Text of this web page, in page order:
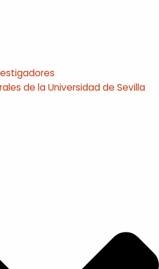
de la Universidad de Sevilla